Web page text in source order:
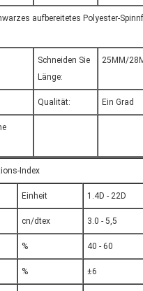
aufbereitetes Polyester-
Schneiden Sie
Länge:
25MM/
Qualität: Ein Grad
Index
Einheit 1.4D - 22D
cn/dtex 3.0 - 5,5
% 40 - 60
% ±6